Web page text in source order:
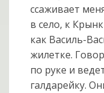
ссаживает
в село, к
как Василь-
жилетке.
по руке и
галдарейку.